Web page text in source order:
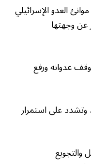
العدو الإسرائيلي
وجهتها
عدوانه ورفع
وتشدد على استمرار
القتل والتجويع